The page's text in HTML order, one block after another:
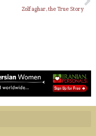
Zolfaghar, the True Story